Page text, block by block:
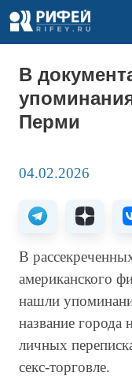
В
Перми
04.02.2026
В
американского
нашли
название города
личных
секс-торговле.